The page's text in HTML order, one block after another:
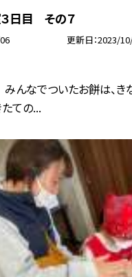
日目 その７
更新日 2023/
みんなでついたお餅は、
たての...